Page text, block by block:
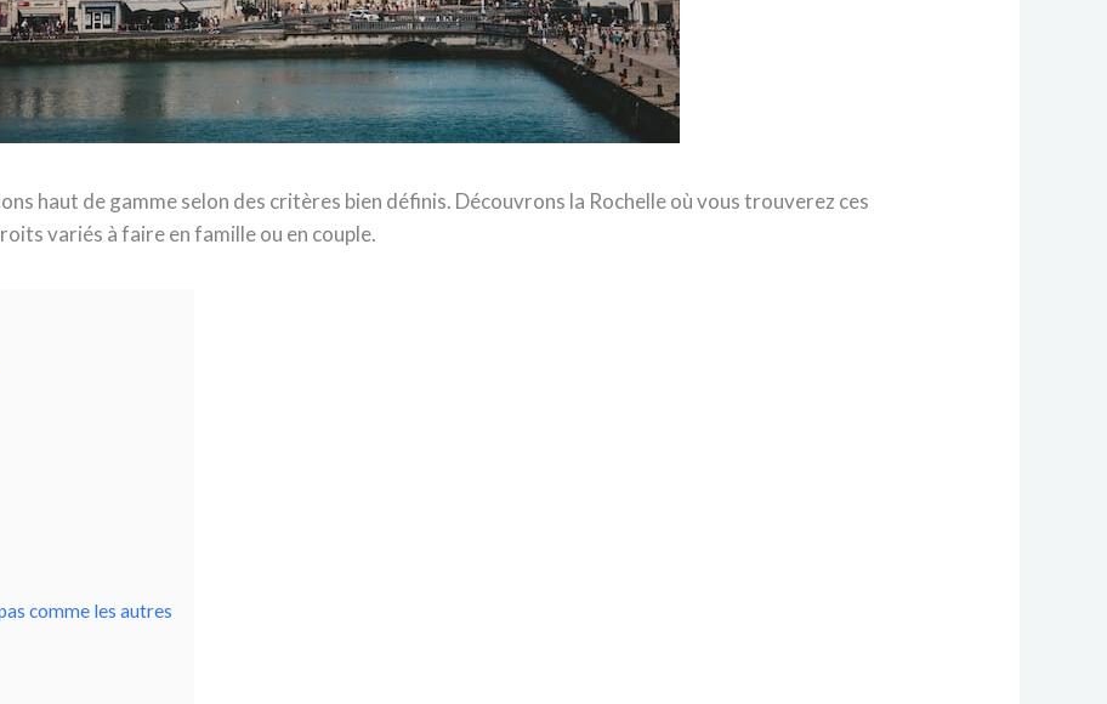
haut de gamme selon des critères bien définis. Découvrons la Rochelle où vous trouverez ces
variés à faire en famille ou en couple.
comme les autres